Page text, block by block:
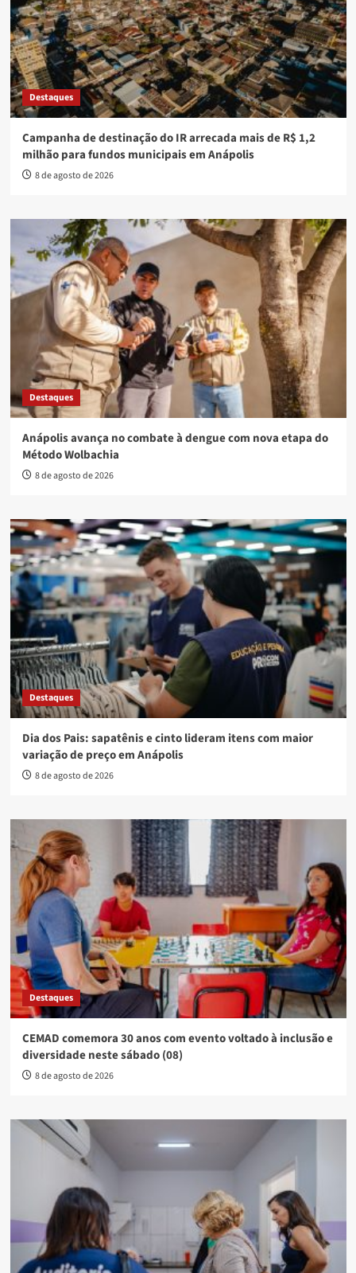
Destaques
Campanha de destinação do IR arrecada mais de R$ 1,2
milhão para fundos municipais em Anápolis
8 de agosto de 2026
Destaques
Anápolis avança no combate à dengue com nova etapa do
Método Wolbachia
8 de agosto de 2026
Destaques
Dia dos Pais: sapatênis e cinto lideram itens com maior
variação de preço em Anápolis
8 de agosto de 2026
Destaques
CEMAD comemora 30 anos com evento voltado à inclusão e
diversidade neste sábado (08)
8 de agosto de 2026